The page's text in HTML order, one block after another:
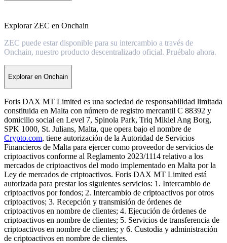
Explorar ZEC en Onchain
ZEC puede estar disponible para su intercambio a través de
Onchain, nuestro producto descentralizado oficial. Pruébalo ahora.
Explorar en Onchain
Foris DAX MT Limited es una sociedad de responsabilidad limitada
constituida en Malta con número de registro mercantil C 88392 y
domicilio social en Level 7, Spinola Park, Triq Mikiel Ang Borg,
SPK 1000, St. Julians, Malta, que opera bajo el nombre de
Crypto.com, tiene autorización de la Autoridad de Servicios
Financieros de Malta para ejercer como proveedor de servicios de
criptoactivos conforme al Reglamento 2023/1114 relativo a los
mercados de criptoactivos del modo implementado en Malta por la
Ley de mercados de criptoactivos. Foris DAX MT Limited está
autorizada para prestar los siguientes servicios: 1. Intercambio de
criptoactivos por fondos; 2. Intercambio de criptoactivos por otros
criptoactivos; 3. Recepción y transmisión de órdenes de
criptoactivos en nombre de clientes; 4. Ejecución de órdenes de
criptoactivos en nombre de clientes; 5. Servicios de transferencia de
criptoactivos en nombre de clientes; y 6. Custodia y administración
de criptoactivos en nombre de clientes.